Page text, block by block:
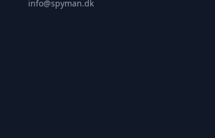
info@spyman.dk